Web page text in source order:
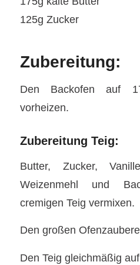
125g Zucker
Zubereitung:
Den Backofen auf
vorheizen.
Zubereitung Teig:
Butter, Zucker,
Weizenmehl und
cremigen Teig vermixen.
Den großen
Den Teig gleichmäßig